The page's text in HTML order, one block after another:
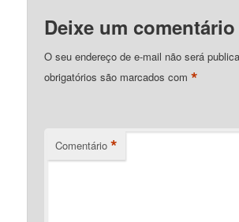
Deixe um comentário
O seu endereço de e-mail não será
obrigatórios são marcados com*
Comentário *